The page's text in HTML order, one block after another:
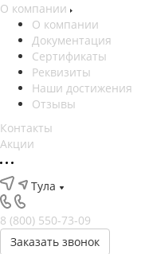
О компании
О компании
Документация
Сертификаты
Реквизиты
Наши достижения
Отзывы
Контакты
Акции
Тула
8 (800) 550-73-09
Заказать звонок